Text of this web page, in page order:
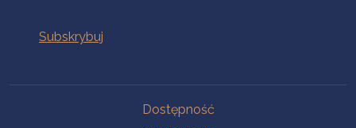
Dostępność